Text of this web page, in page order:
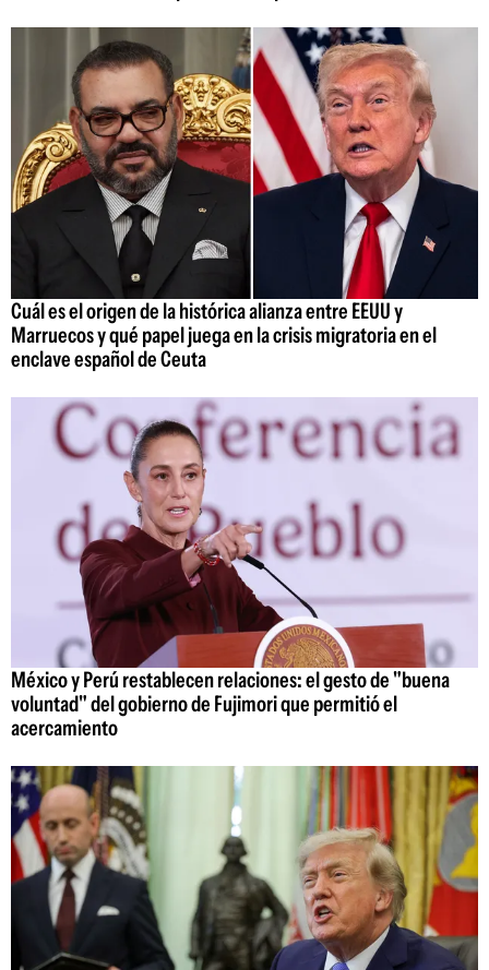
Cuál es el origen de la histórica alianza entre EEUU y
Marruecos y qué papel juega en la crisis migratoria en el
enclave español de Ceuta
México y Perú restablecen relaciones: el gesto de "buena
voluntad" del gobierno de Fujimori que permitió el
acercamiento